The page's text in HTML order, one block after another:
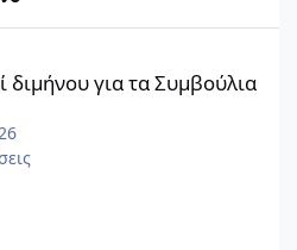
για τα Συμβούλια